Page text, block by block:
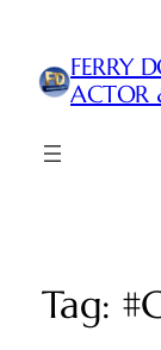
FERRY
ACTOR
Tag: